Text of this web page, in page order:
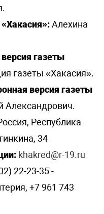
Алехина
газеты
газеты «Хакасия».
версия газеты
Александрович.
Республика
34
khakred@r-19.ru
22-23-35 -
+7 961 743